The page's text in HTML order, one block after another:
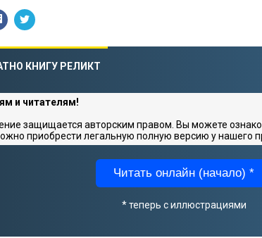
КНИГУ РЕЛИКТ
и читателям!
защищается авторским правом. Вы можете
приобрести легальную полную версию у нашего
Читать онлайн (начало) *
* теперь с иллюстрациями